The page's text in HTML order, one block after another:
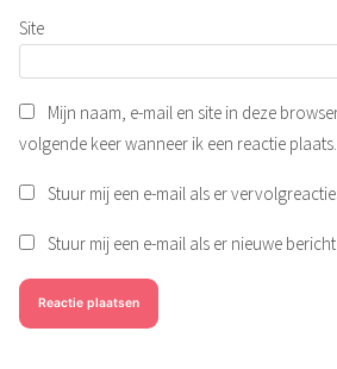
Site
Mijn naam, e-mail en site in deze
volgende keer wanneer ik een reactie plaats.
Stuur mij een e-mail als er
Stuur mij een e-mail als er nieuwe